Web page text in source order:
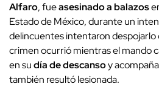
Alfaro, fueasesinado a balazos
Estado de México, durante un
delincuentes intentaron despojarlo
crimen ocurrió mientras el mando
en sudía de descansoy
también resultó lesionada.